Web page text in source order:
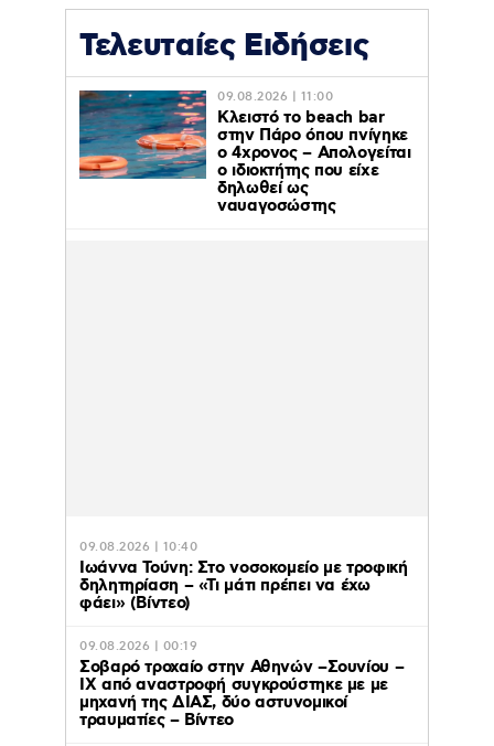
Τελευταίες Ειδήσεις
09.08.2026 | 11:00
Κλειστό το beach bar
στην Πάρο όπου πνίγηκε
ο 4χρονος – Απολογείται
ο ιδιοκτήτης που είχε
δηλωθεί ως
ναυαγοσώστης
09.08.2026 | 10:40
Ιωάννα Τούνη: Στο νοσοκομείο με τροφική
δηλητηρίαση – «Τι μάτι πρέπει να έχω
φάει» (Βίντεο)
09.08.2026 | 00:19
Σοβαρό τροχαίο στην Αθηνών –Σουνίου –
ΙΧ από αναστροφή συγκρούστηκε με με
μηχανή της ΔΙΑΣ, δύο αστυνομικοί
τραυματίες – Βίντεο